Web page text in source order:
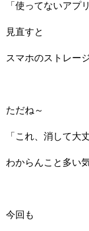
「使ってないアプ
見直すと
スマホのストレー
ただね～
「これ、消して大
わからんこと多い
今回も